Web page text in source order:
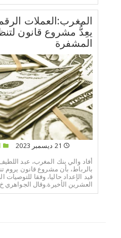
المغرب:العملات
يعِدُّ مشروع قانون
المشفرة
أفاد والي بنك المغرب، عبد اللطيف
بالرباط، بأن مشروع قانون يروم
قيد الإعداد حاليا، وفقا
العشرين الأخيرة.وقال الجواهري